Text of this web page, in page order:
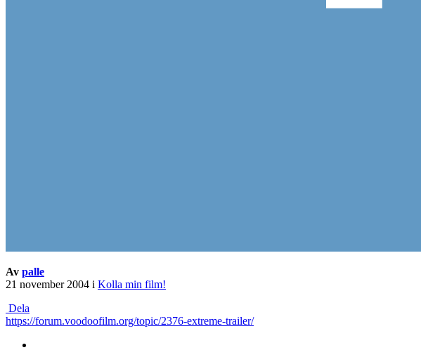
Av palle
21 november 2004 i Kolla min film!
Dela
https://forum.voodoofilm.org/topic/2376-extreme-trailer/